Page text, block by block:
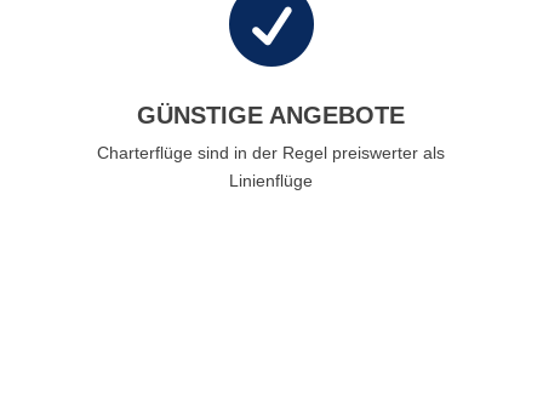

GÜNSTIGE ANGEBOTE
Charterflüge sind in der Regel preiswerter als
Linienflüge